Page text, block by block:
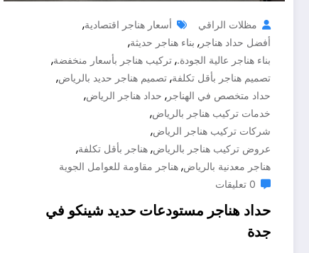
مظلات الراقي أسعار هناجر اقتصادية,
أفضل حداد هناجر , بناء هناجر حديثة,
بناء هناجر عالية الجودة., تركيب هناجر بأسعار منخفضة,
تصميم هناجر بأقل تكلفة, تصميم هناجر حديد بالرياض,
حداد متخصص في الهناجر , حداد هناجر الرياض,
خدمات تركيب هناجر بالرياض,
شركات تركيب هناجر الرياض,
عروض تركيب هناجر بالرياض, هناجر بأقل تكلفة,
هناجر معدنية بالرياض, هناجر مقاومة للعوامل الجوية
0 تعليقات
حداد هناجر مستودعات حديد شينكو في
جدة